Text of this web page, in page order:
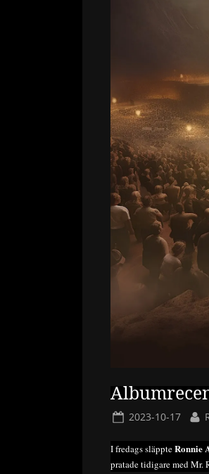
Posted
2023-10-17
I fredags släppteRonnie
pratade tidigare med